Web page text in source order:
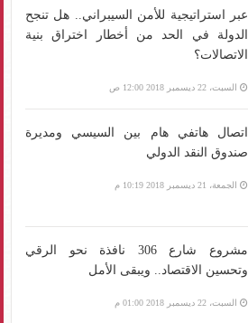
عبر استراتيجية للأمن السيبراني.. هل تنجح
الدولة في الحد من أخطار اختراق بنية
الاتصالات؟
السبت، 22 ديسمبر 2018 12:00 ص
اتصال هاتفي هام بين السيسي ومديرة
صندوق النقد الدولي
الجمعة، 21 ديسمبر 2018 10:19 م
مشروع شارع 306 نافذة نحو الرقي
وتحسين الاقتصاد.. ويبقى الأمل
السبت، 22 ديسمبر 2018 01:00 م